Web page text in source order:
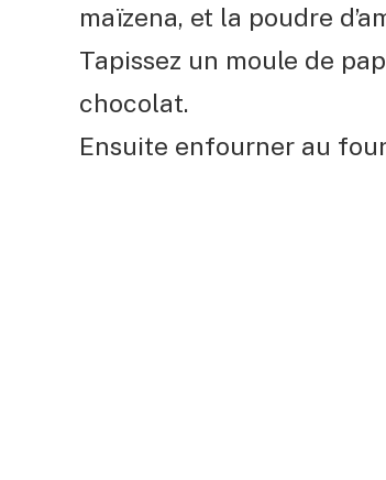
maïzena, et la poudre
Tapissez un moule de
chocolat.
Ensuite enfourner au